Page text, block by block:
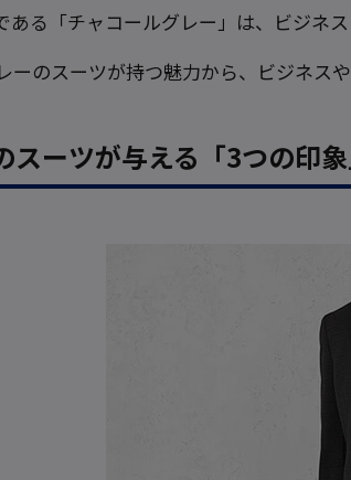
ある「チャコールグレー」は、ビジネ
ーのスーツが持つ魅力から、ビジネス
ーツが与える「3つの印象